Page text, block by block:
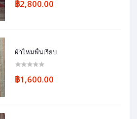
฿2,800.00
ผ้าไหมพื้นเรียบ
฿1,600.00